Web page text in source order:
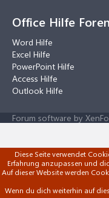
Office Hilfe Foren
Word Hilfe
Excel Hilfe
PowerPoint Hilfe
Access Hilfe
Outlook Hilfe
Forum software by
Diese Seite verwendet
Erfahrung anzupassen und
Auf dieser Website werden
Wenn du dich weiterhin auf